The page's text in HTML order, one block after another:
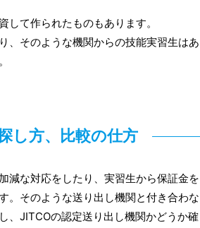
て作られたものもあります。
、そのような機関からの技能実習生はあ
し方、比較の仕方
減な対応をしたり、実習生から保証金を
。そのような送り出し機関と付き合わな
、JITCOの認定送り出し機関かどうか確